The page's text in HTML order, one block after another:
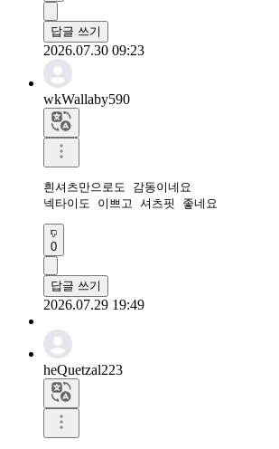
답글 쓰기
2026.07.30 09:23
wkWallaby590
흰셔츠만으로도 감동이네요
넥타이도 이쁘고 셔츠핏 좋네요
0
답글 쓰기
2026.07.29 19:49
heQuetzal223